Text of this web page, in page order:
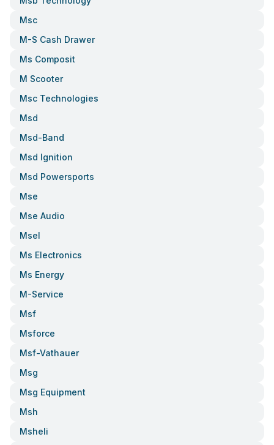
Msc
M-S Cash Drawer
Ms Composit
M Scooter
Msc Technologies
Msd
Msd-Band
Msd Ignition
Msd Powersports
Mse
Mse Audio
Msel
Ms Electronics
Ms Energy
M-Service
Msf
Msforce
Msf-Vathauer
Msg
Msg Equipment
Msh
Msheli